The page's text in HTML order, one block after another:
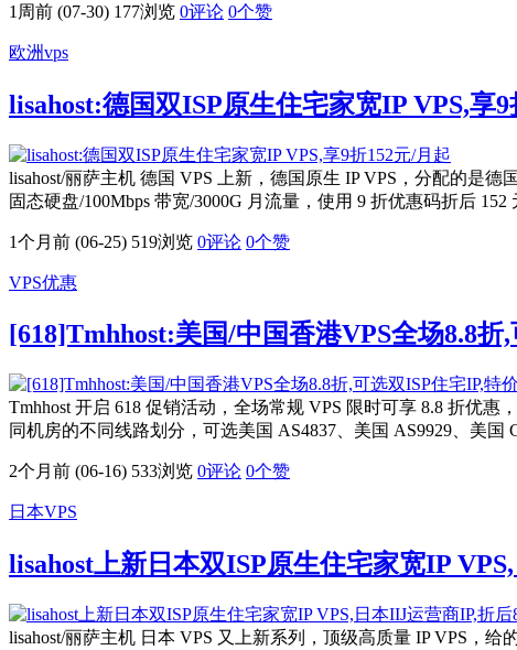
1周前 (07-30) 177浏览 0评论 0个赞
欧洲vps
lisahost:德国双ISP原生住宅家宽IP VPS,享9
lisahost/丽萨主机 德国 VPS 上新，德国原生 IP VPS，分配的是
固态硬盘/100Mbps 带宽/3000G 月流量，使用 9 折优惠码折后
1个月前 (06-25) 519浏览 0评论 0个赞
VPS优惠
[618]Tmhhost:美国/中国香港VPS全场8.8
Tmhhost 开启 618 促销活动，全场常规 VPS 限时可享 8.8 折优
同机房的不同线路划分，可选美国 AS4837、美国 AS9929、美
2个月前 (06-16) 533浏览 0评论 0个赞
日本VPS
lisahost上新日本双ISP原生住宅家宽IP
lisahost/丽萨主机 日本 VPS 又上新系列，顶级高质量 IP VPS，